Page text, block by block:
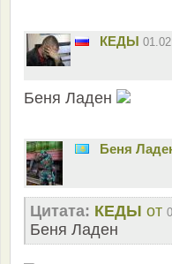
КЕДЫ
Беня Ладен
Беня
Цитата: КЕДЫ от
Беня Ладен